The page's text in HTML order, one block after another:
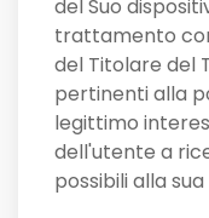
del Suo
trattamento
del Titolare del
pertinenti alla
legittimo
dell'utente a
possibili alla